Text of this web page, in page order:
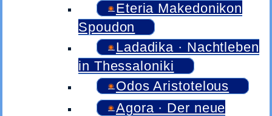
Eteria Makedonikon
Spoudon
Ladadika · Nachtleben
in Thessaloniki
Odos Aristotelous
Agora · Der neue